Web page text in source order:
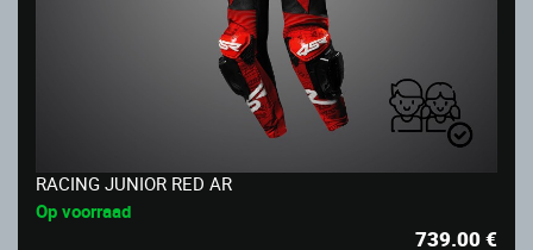
RACING JUNIOR RED AR
Op voorraad
739.00€